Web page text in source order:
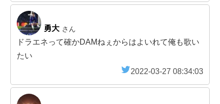
勇大 さん
ドラエネって確かDAMねぇからはよいれて俺も歌い
たい
2022-03-27 08:34:03